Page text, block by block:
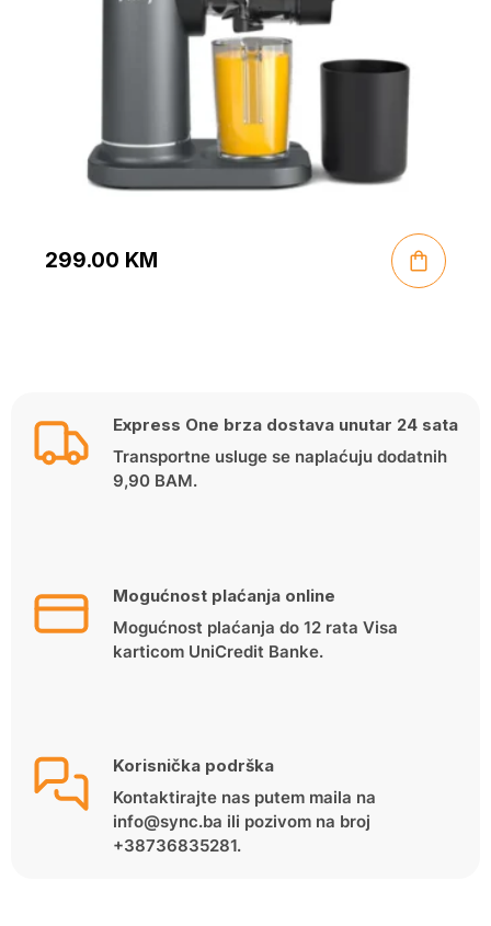
299.00 KM
Express One brza dostava unutar 24 sata
Transportne usluge se naplaćuju dodatnih
9,90 BAM.
Mogućnost plaćanja online
Mogućnost plaćanja do 12 rata Visa
karticom UniCredit Banke.
Korisnička podrška
Kontaktirajte nas putem maila na
info@sync.ba ili pozivom na broj
+38736835281.